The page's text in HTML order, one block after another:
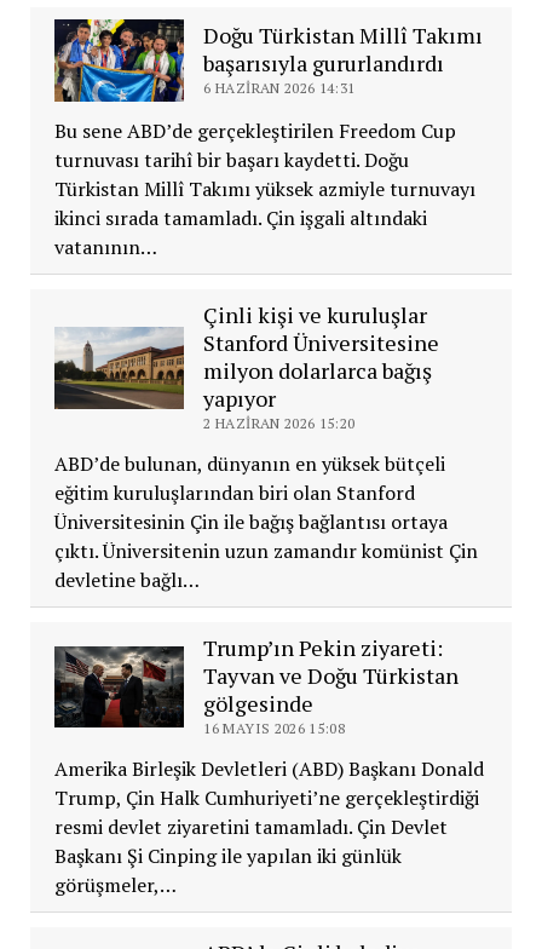
Doğu Türkistan Millî Takımı
başarısıyla gururlandırdı
6 HAZIRAN 2026 14:31
Bu sene ABD’de gerçekleştirilen Freedom Cup
turnuvası tarihî bir başarı kaydetti. Doğu
Türkistan Millî Takımı yüksek azmiyle turnuvayı
ikinci sırada tamamladı. Çin işgali altındaki
vatanının…
Çinli kişi ve kuruluşlar
Stanford Üniversitesine
milyon dolarlarca bağış
yapıyor
2 HAZIRAN 2026 15:20
ABD’de bulunan, dünyanın en yüksek bütçeli
eğitim kuruluşlarından biri olan Stanford
Üniversitesinin Çin ile bağış bağlantısı ortaya
çıktı. Üniversitenin uzun zamandır komünist Çin
devletine bağlı…
Trump’ın Pekin ziyareti:
Tayvan ve Doğu Türkistan
gölgesinde
16 MAYIS 2026 15:08
Amerika Birleşik Devletleri (ABD) Başkanı Donald
Trump, Çin Halk Cumhuriyeti’ne gerçekleştirdiği
resmi devlet ziyaretini tamamladı. Çin Devlet
Başkanı Şi Cinping ile yapılan iki günlük
görüşmeler,…